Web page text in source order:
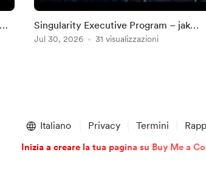
Singularity Executive Program – jak
przygotować liderów na przyszłość?
Jul 30, 2026 31 visualizzazioni
Italiano Privacy Termini
Inizia a creare la tua pagina su Buy Me a